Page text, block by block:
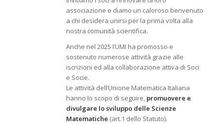
associazione e diamo un caloroso benvenuto
a chi desidera unirsi per la prima volta alla
nostra comunità scientifica.
Anche nel 2025 l’UMI ha promosso e
sostenuto numerose attività grazie alle
iscrizioni ed alla collaborazione attiva di Soci
e Socie.
Le attività dell’Unione Matematica Italiana
hanno lo scopo di seguire, promuovere e
divulgare lo sviluppo delle Scienze
Matematiche (art.1 dello Statuto).